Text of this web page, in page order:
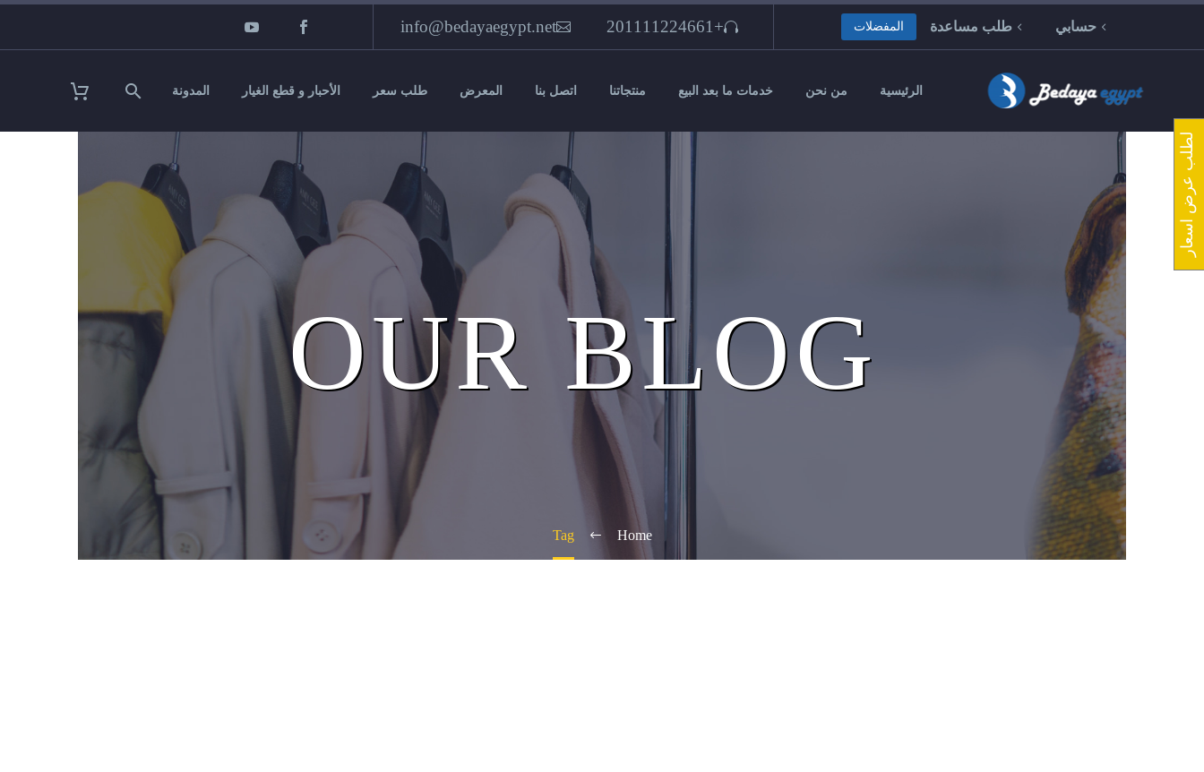
+201111224661
info@bedayaegypt.net حسابي طلب مساعدة المفضلات
الرئيسية من نحن خدمات ما بعد البيع منتجاتنا اتصل بنا المعرض طلب سعر الأحبار و قطع الغيار المدونة
OUR BLOG
Home
Tag
لطلب عرض اسعار